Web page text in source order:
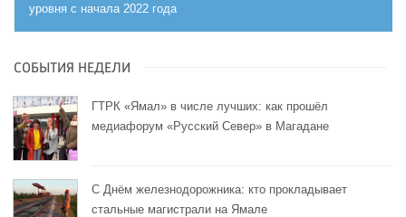
уровня с начала 2022 года
СОБЫТИЯ НЕДЕЛИ
ГТРК «Ямал» в числе лучших: как прошёл
медиафорум «Русский Север» в Магадане
С Днём железнодорожника: кто прокладывает
стальные магистрали на Ямале